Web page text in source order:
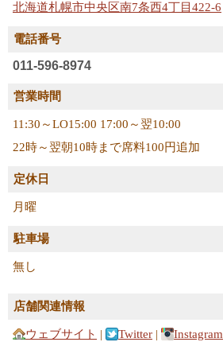
北海道札幌市中央区南7条西4丁目422-6
電話番号
011-596-8974
営業時間
11:30～LO15:00 17:00～翌10:00
22時～翌朝10時まで席料100円追加
定休日
月曜
駐車場
無し
店舗関連情報
ウェブサイト | Twitter | Instagram